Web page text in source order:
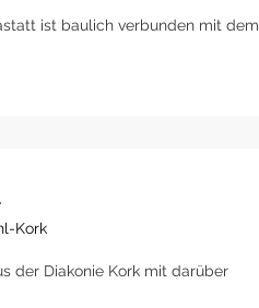
ist baulich verbunden mit dem
Kork
der Diakonie Kork mit darüber